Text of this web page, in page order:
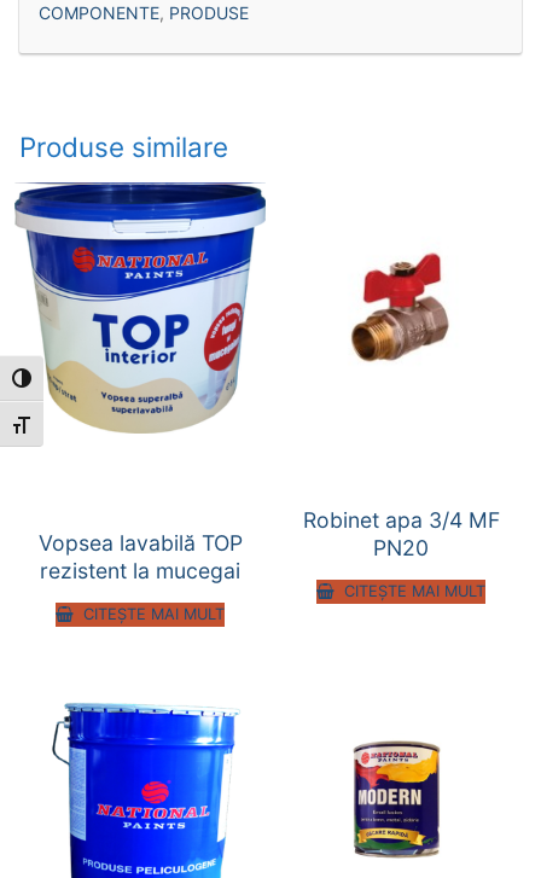
Toggle High Contrast
Toggle Font size
COMPONENTE, PRODUSE
Produse similare
Vopsea lavabilă TOP
rezistent la mucegai
CITEȘTE MAI MULT
Robinet apa 3/4 MF
PN20
CITEȘTE MAI MULT